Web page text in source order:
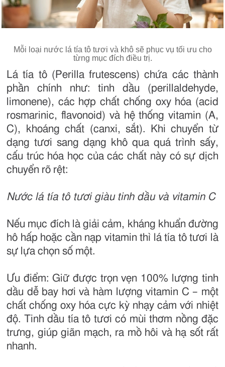
Mỗi loại nước lá tía tô tươi và khô sẽ phục vụ tối ưu cho
từng mục đích điều trị.
Lá tía tô (Perilla frutescens) chứa các thành
phần chính như: tinh dầu (perillaldehyde,
limonene), các hợp chất chống oxy hóa (acid
rosmarinic, flavonoid) và hệ thống vitamin (A,
C), khoáng chất (canxi, sắt). Khi chuyển từ
dạng tươi sang dạng khô qua quá trình sấy,
cấu trúc hóa học của các chất này có sự dịch
chuyển rõ rệt:
Nước lá tía tô tươi giàu tinh dầu và vitamin C
Nếu mục đích là giải cảm, kháng khuẩn đường
hô hấp hoặc cần nạp vitamin thì lá tía tô tươi là
sự lựa chọn số một.
Ưu điểm: Giữ được trọn vẹn 100% lượng tinh
dầu dễ bay hơi và hàm lượng vitamin C – một
chất chống oxy hóa cực kỳ nhạy cảm với nhiệt
độ. Tinh dầu tía tô tươi có mùi thơm nồng đặc
trưng, giúp giãn mạch, ra mồ hôi và hạ sốt rất
nhanh.